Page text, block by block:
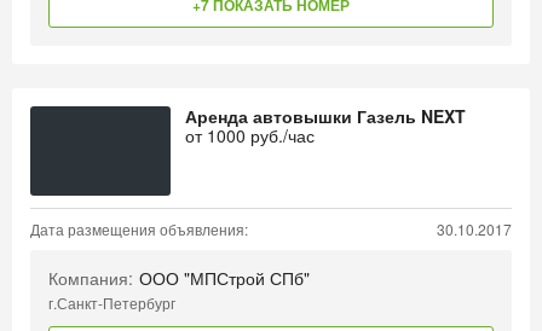
+7 ПОКАЗАТЬ НОМЕР
Аренда автовышки Газель NEXT
от 1000 руб./час
Дата размещения объявления: 30.10.2017
Компания: ООО "МПСтрой СПб"
г.Санкт-Петербург